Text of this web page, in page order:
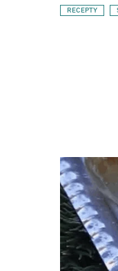
RECEPTY